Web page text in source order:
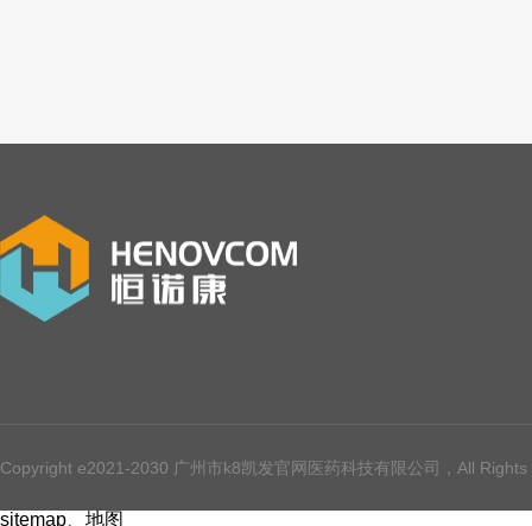
Copyright e2021-2030 广州市k8凯发官网医药科技有限公司，All
sitemap 地图